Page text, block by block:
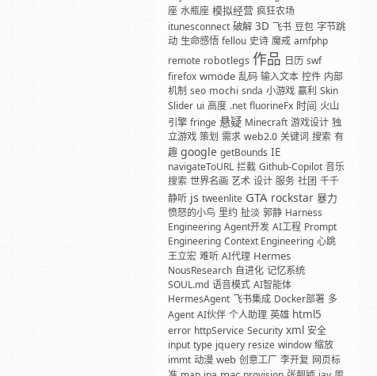
座 水瓶座 模拟经营 疯狂农场
itunesconnect 破解 3D 飞书 豆包 字节跳
动 生命感悟 fellou 史诗 魔戒 amfphp
remote robotlegs 作品 日历 swf
firefox wmode 乱码 输入文本 控件 内部
机制 seo mochi snda 小游戏 赢利 Skin
Slider ui 高度 .net fluorineFx 时间 火山
引擎 fringe 悬疑 Minecraft 游戏设计 独
立游戏 策划 需求 web2.0 关键词 搜索 有
趣 google getBounds IE
navigateToURL 拦截 Github-Copilot 音乐
搜索 世界名画 艺术 设计 服务 社团 千千
静听 js tweenlite GTA rockstar 暴力
愤怒的小鸟 里约 扯淡 郭静 Harness
Engineering Agent开发 AI工程 Prompt
Engineering Context Engineering 心跳
王立宏 难听 AI代理 Hermes
NousResearch 自进化 记忆系统
SOUL.md 语音模式 AI智能体
HermesAgent 飞书集成 Docker部署 多
Agent AI伙伴 个人助理 英雄 html5
error httpService Security xml 安全
input type jquery resize window 缩放
immt 动漫 web 创意工厂 李开复 网页标